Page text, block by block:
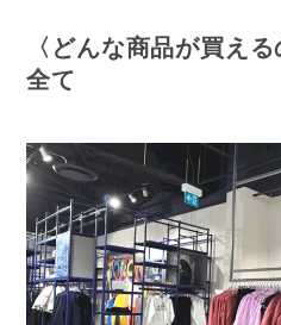
〈どんな商品が買え
全て